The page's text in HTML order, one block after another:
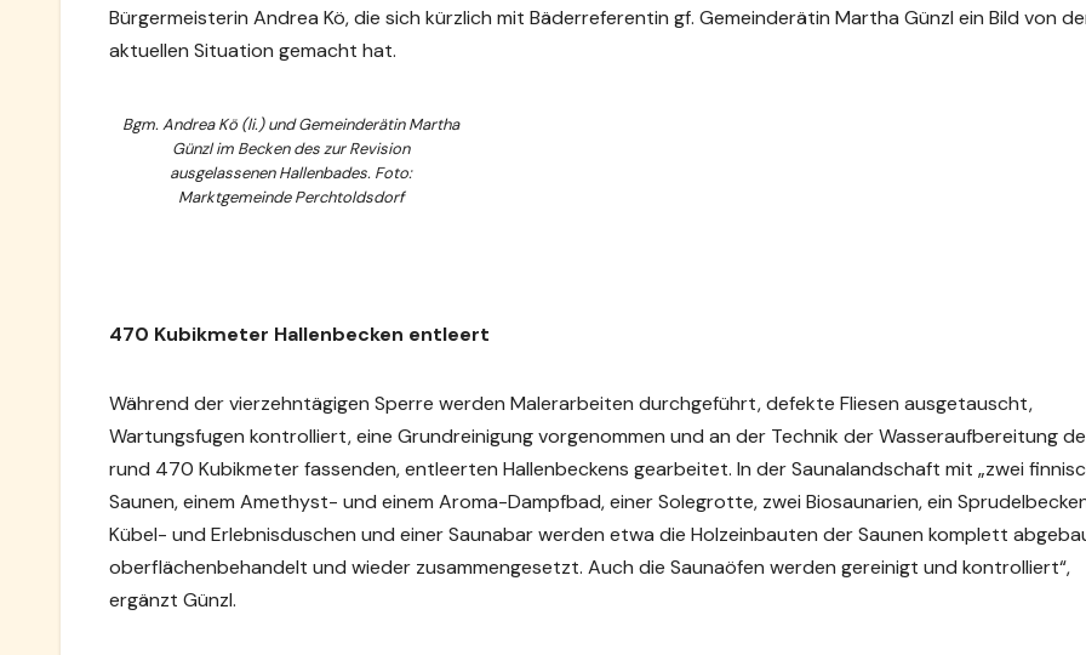
Bürgermeisterin Andrea Kö, die sich kürzlich mit Bäderreferentin gf. Gemeinderätin Martha Günzl ein Bild von
aktuellen Situation gemacht hat.
Bgm. Andrea Kö (li.) und Gemeinderätin Martha
Günzl im Becken des zur Revision
ausgelassenen Hallenbades. Foto:
Marktgemeinde Perchtoldsdorf
470 Kubikmeter Hallenbecken entleert
Während der vierzehntägigen Sperre werden Malerarbeiten durchgeführt, defekte Fliesen ausgetauscht,
Wartungsfugen kontrolliert, eine Grundreinigung vorgenommen und an der Technik der Wasseraufbereitung
rund 470 Kubikmeter fassenden, entleerten Hallenbeckens gearbeitet. In der Saunalandschaft mit „zwei
Saunen, einem Amethyst- und einem Aroma-Dampfbad, einer Solegrotte, zwei Biosaunarien, ein
Kübel- und Erlebnisduschen und einer Saunabar werden etwa die Holzeinbauten der Saunen komplett
oberflächenbehandelt und wieder zusammengesetzt. Auch die Saunaöfen werden gereinigt und kontrolliert“,
ergänzt Günzl.